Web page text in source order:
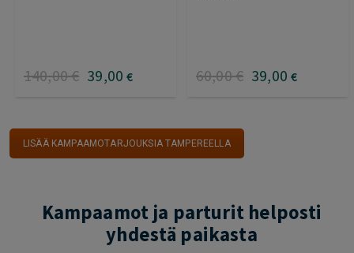
140,00€ 39,00 € 60,00€ 39,00 €
LISÄÄ KAMPAAMOTARJOUKSIA TAMPEREELLA
Kampaamot ja parturit helposti
yhdestä paikasta